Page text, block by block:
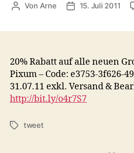
Beitragsautor
Von Arne 15. Juli 2011
20% Rabatt auf alle neuen
Pixum – Code: e3753-3f626-
31.07.11 exkl. Versand &
http://bit.ly/o4r7S7
Schlagwörter
tweet